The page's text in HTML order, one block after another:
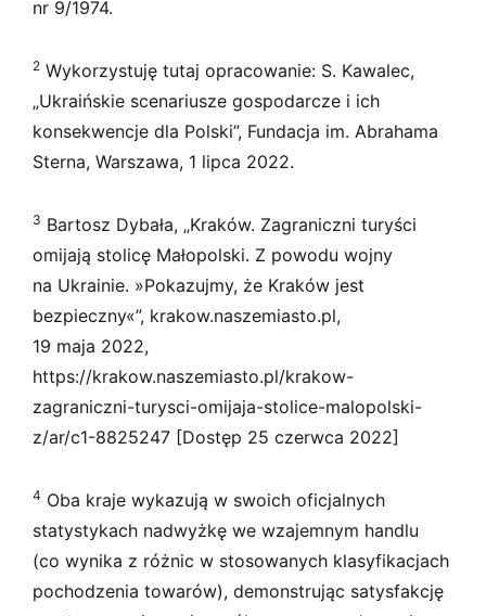
nr 9/1974.
2 Wykorzystuję tutaj opracowanie: S. Kawalec,
„Ukraińskie scenariusze gospodarcze i ich
konsekwencje dla Polski”, Fundacja im. Abrahama
Sterna, Warszawa, 1 lipca 2022.
3 Bartosz Dybała, „Kraków. Zagraniczni turyści
omijają stolicę Małopolski. Z powodu wojny
na Ukrainie. »Pokazujmy, że Kraków jest
bezpieczny«”, krakow.naszemiasto.pl,
19 maja 2022,
https://krakow.naszemiasto.pl/krakow-
zagraniczni-turysci-omijaja-stolice-malopolski-
z/ar/c1-8825247 [Dostęp 25 czerwca 2022]
4 Oba kraje wykazują w swoich oficjalnych
statystykach nadwyżkę we wzajemnym handlu
(co wynika z różnic w stosowanych klasyfikacjach
pochodzenia towarów), demonstrując satysfakcję